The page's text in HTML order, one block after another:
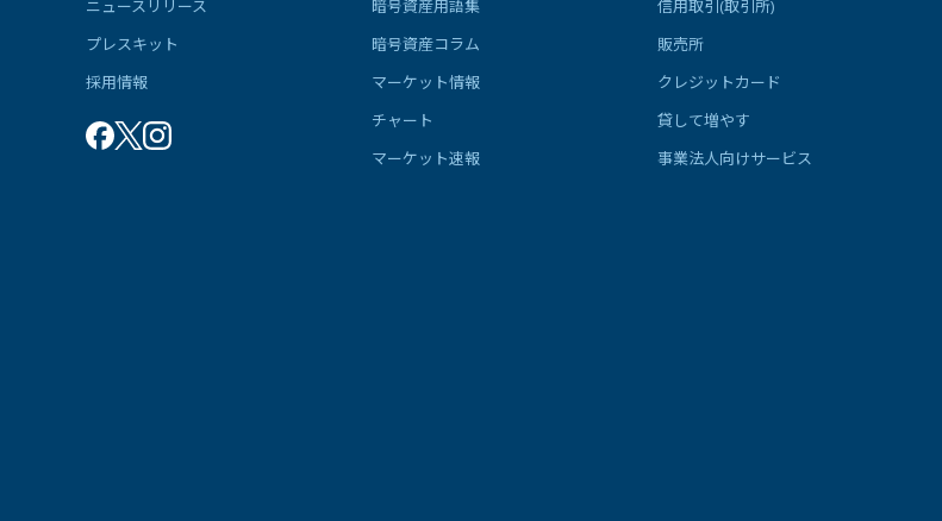
ニュースリリース
プレスキット
採用情報
暗号資産用語集
暗号資産コラム
マーケット情報
チャート
マーケット速報
信用取引(取引所)
販売所
クレジットカード
貸して増やす
事業法人向けサービス